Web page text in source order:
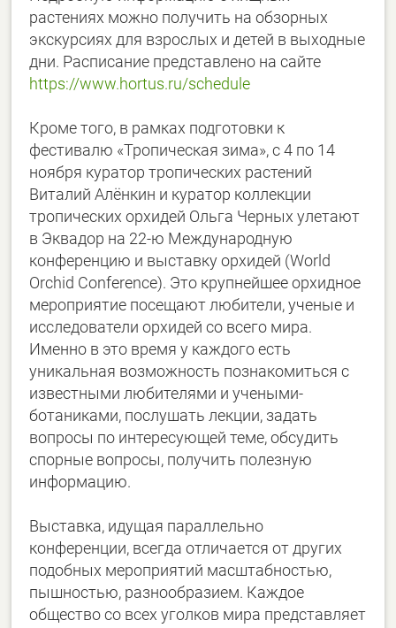
растениях можно получить на обзорных
экскурсиях для взрослых и детей в выходные
дни. Расписание представлено на сайте
https://www.hortus.ru/schedule
Кроме того, в рамках подготовки к
фестивалю «Тропическая зима», с 4 по 14
ноября куратор тропических растений
Виталий Алёнкин и куратор коллекции
тропических орхидей Ольга Черных улетают
в Эквадор на 22-ю Международную
конференцию и выставку орхидей (World
Orchid Conference). Это крупнейшее орхидное
мероприятие посещают любители, ученые и
исследователи орхидей со всего мира.
Именно в это время у каждого есть
уникальная возможность познакомиться с
известными любителями и учеными-
ботаниками, послушать лекции, задать
вопросы по интересующей теме, обсудить
спорные вопросы, получить полезную
информацию.
Выставка, идущая параллельно
конференции, всегда отличается от других
подобных мероприятий масштабностью,
пышностью, разнообразием. Каждое
общество со всех уголков мира представляет